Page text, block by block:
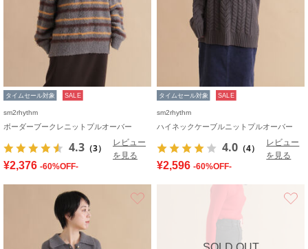
タイムセール対象 SALE
sm2rhythm
ボーダーブークレニットプルオーバー
4.3 （3）
レビュー
を見る
¥2,376 -60%OFF-
タイムセール対象 SALE
sm2rhythm
ハイネックケーブルニットプルオーバー
4.0 （4）
レビュー
を見る
¥2,596 -60%OFF-